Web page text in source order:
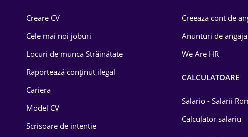
Drept
Educație / Training
Energetică
Farma
Creare CV
Cele mai noi joburi
Locuri de munca Străinătate
Raportează conținut ilegal
Cariera
Model CV
Scrisoare de intentie
Creeaza cont de
Anunturi de
We Are HR
CALCULATOARE
Salario - Salarii
Calculator salariu